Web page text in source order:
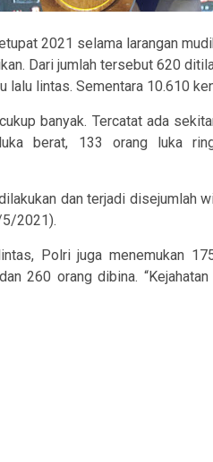
2021 selama larangan
Dari jumlah tersebut 620
lalu lintas. Sementara 10.610
banyak. Tercatat ada
berat, 133 orang luka
dan terjadi disejumlah
5/2021).
Polri juga menemukan
260 orang dibina. “Kejahatan